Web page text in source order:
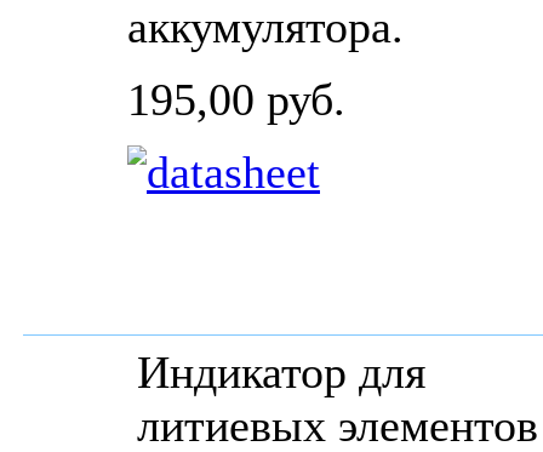
аккумулятора.
195,00 руб.
Индикатор для
литиевых элементов